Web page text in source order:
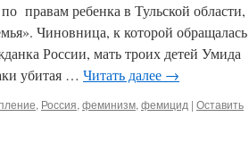
правам ребенка в Тульской области,
Чиновница, к которой обращалась
России, мать троих детей Умида
убитая … Читать далее →
, Россия, феминизм, фемицид | Оставить